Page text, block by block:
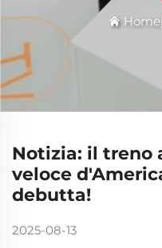
Notizia: il treno
veloce
debutta!
2025-08-13